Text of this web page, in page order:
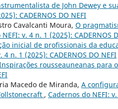
de John Dewey e
CADERNOS DO NEFI
Cavalcanti Moura, O
v. 4 n. 1 (2025): CADERNOS
inicial de profissionais da
n. 1 (2025): CADERNOS DO NEFI
rousseauneanas para
Macedo de Miranda, A
, Cadernos do NEFI: